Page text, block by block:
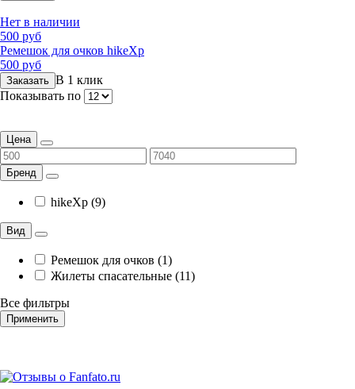
Нет в наличии
500 руб
Ремешок для очков hikeXp
500 руб
Заказать В 1 клик
Показывать по
Цена
Бренд
hikeXp (9)
Вид
Ремешок для очков (1)
Жилеты спасательные (11)
Все фильтры
Применить